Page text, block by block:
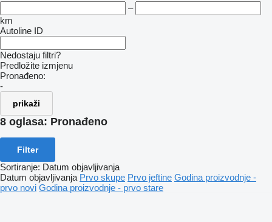
–
km
Autoline ID
Nedostaju filtri?
Predložite izmjenu
Pronađeno:
-
prikaži
8 oglasa: Pronađeno
Filter
Sortiranje: Datum objavljivanja
Datum objavljivanja Prvo skupe Prvo jeftine Godina proizvodnje -
prvo novi Godina proizvodnje - prvo stare